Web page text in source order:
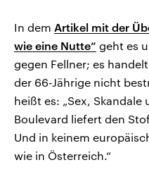
In dem Artikel mit der
wie eine Nutte“ geht es
gegen Fellner; es
der 66-Jährige nicht
heißt es: „Sex, Skandale
Boulevard liefert den
Und in keinem
wie in Österreich.“